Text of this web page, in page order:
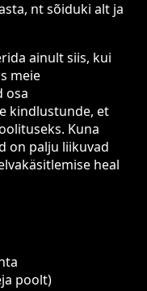
nt sõiduki alt ja
ainult siis, kui
meie
osa
kindlustunde, et
Kuna
on palju liikuvad
heal
poolt)